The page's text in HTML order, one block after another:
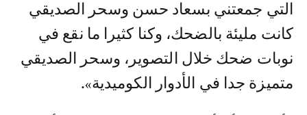
التي جمعتني بسعاد حسن وسحر الصديقي
كانت مليئة بالضحك، وكنا كثيرا ما نقع في
نوبات ضحك خلال التصوير، وسحر الصديقي
متميزة جدا في الأدوار الكوميدية».